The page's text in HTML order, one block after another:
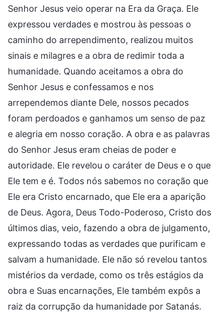
Senhor Jesus veio operar na Era da Graça. Ele
expressou verdades e mostrou às pessoas o
caminho do arrependimento, realizou muitos
sinais e milagres e a obra de redimir toda a
humanidade. Quando aceitamos a obra do
Senhor Jesus e confessamos e nos
arrependemos diante Dele, nossos pecados
foram perdoados e ganhamos um senso de paz
e alegria em nosso coração. A obra e as palavras
do Senhor Jesus eram cheias de poder e
autoridade. Ele revelou o caráter de Deus e o que
Ele tem e é. Todos nós sabemos no coração que
Ele era Cristo encarnado, que Ele era a aparição
de Deus. Agora, Deus Todo-Poderoso, Cristo dos
últimos dias, veio, fazendo a obra de julgamento,
expressando todas as verdades que purificam e
salvam a humanidade. Ele não só revelou tantos
mistérios da verdade, como os três estágios da
obra e Suas encarnações, Ele também expôs a
raiz da corrupção da humanidade por Satanás.